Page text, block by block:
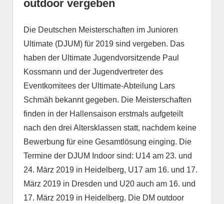
outdoor vergeben
Die Deutschen Meisterschaften im Junioren
Ultimate (DJUM) für 2019 sind vergeben. Das
haben der Ultimate Jugendvorsitzende Paul
Kossmann und der Jugendvertreter des
Eventkomitees der Ultimate-Abteilung Lars
Schmäh bekannt gegeben. Die Meisterschaften
finden in der Hallensaison erstmals aufgeteilt
nach den drei Altersklassen statt, nachdem keine
Bewerbung für eine Gesamtlösung einging. Die
Termine der DJUM Indoor sind: U14 am 23. und
24. März 2019 in Heidelberg, U17 am 16. und 17.
März 2019 in Dresden und U20 auch am 16. und
17. März 2019 in Heidelberg. Die DM outdoor